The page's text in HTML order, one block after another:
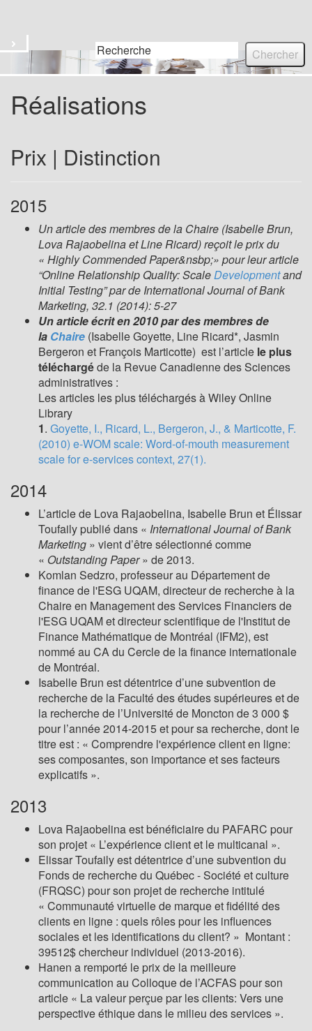
Menu
Réalisations
Prix | Distinction
2015
Un article des membres de la Chaire (Isabelle Brun,
Lova Rajaobelina et Line Ricard) reçoit le prix du
« Highly Commended Paper&nsbp;» pour leur article
“Online Relationship Quality: ScaleDevelopmentand
Initial Testing” par de International Journal of Bank
Marketing, 32.1 (2014): 5-27
Un article écrit en 2010 par des membres de
la Chaire (Isabelle Goyette, Line Ricard*, Jasmin
Bergeron et François Marticotte) est l’article le plus
téléchargéde la Revue Canadienne des Sciences
administratives :
Les articles les plus téléchargés à Wiley Online
Library
1. Goyette, I., Ricard, L., Bergeron, J., & Marticotte, F.
(2010) e-WOM scale: Word-of-mouth measurement
scale for e-services context, 27(1).
2014
L’article de Lova Rajaobelina, Isabelle Brun et Élissar
Toufaily publié dans « International Journal of Bank
Marketing » vient d’être sélectionné comme
« Outstanding Paper» de 2013.
Komlan Sedzro, professeur au Département de
finance de l'ESG UQAM, directeur de recherche à la
Chaire en Management des Services Financiers de
l'ESG UQAM et directeur scientifique de l'Institut de
Finance Mathématique de Montréal (IFM2), est
nommé au CA du Cercle de la finance internationale
de Montréal.
Isabelle Brun est détentrice d’une subvention de
recherche de la Faculté des études supérieures et de
la recherche de l’Université de Moncton de 3 000 $
pour l’année 2014-2015 et pour sa recherche, dont le
titre est : « Comprendre l'expérience client en ligne:
ses composantes, son importance et ses facteurs
explicatifs ».
2013
Lova Rajaobelina est bénéficiaire du PAFARC pour
son projet « L’expérience client et le multicanal ».
Elissar Toufaily est détentrice d’une subvention du
Fonds de recherche du Québec - Société et culture
(FRQSC) pour son projet de recherche intitulé
« Communauté virtuelle de marque et fidélité des
clients en ligne : quels rôles pour les influences
sociales et les identifications du client? » Montant :
39512$ chercheur individuel (2013-2016).
Hanen a remporté le prix de la meilleure
communication au Colloque de l’ACFAS pour son
article « La valeur perçue par les clients: Vers une
perspective éthique dans le milieu des services ».